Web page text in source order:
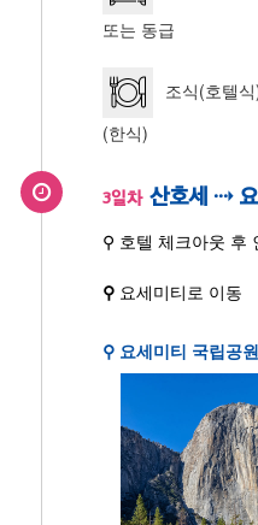
또는 동급
조식(호텔
(한식)
3일차 산호세 ⇢
⚲ 호텔 체크아웃 후
⚲ 요세미티로 이동
⚲ 요세미티 국립공